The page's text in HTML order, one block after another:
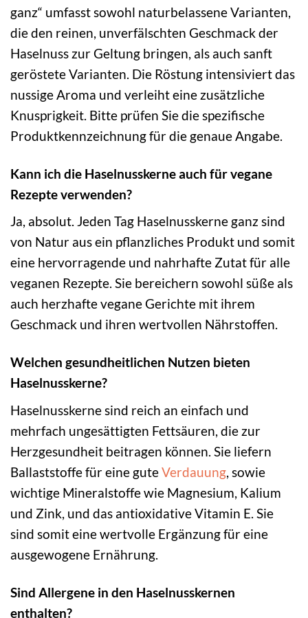
ganz“ umfasst sowohl naturbelassene Varianten,
die den reinen, unverfälschten Geschmack der
Haselnuss zur Geltung bringen, als auch sanft
geröstete Varianten. Die Röstung intensiviert das
nussige Aroma und verleiht eine zusätzliche
Knusprigkeit. Bitte prüfen Sie die spezifische
Produktkennzeichnung für die genaue Angabe.
Kann ich die Haselnusskerne auch für vegane
Rezepte verwenden?
Ja, absolut. Jeden Tag Haselnusskerne ganz sind
von Natur aus ein pflanzliches Produkt und somit
eine hervorragende und nahrhafte Zutat für alle
veganen Rezepte. Sie bereichern sowohl süße als
auch herzhafte vegane Gerichte mit ihrem
Geschmack und ihren wertvollen Nährstoffen.
Welchen gesundheitlichen Nutzen bieten
Haselnusskerne?
Haselnusskerne sind reich an einfach und
mehrfach ungesättigten Fettsäuren, die zur
Herzgesundheit beitragen können. Sie liefern
Ballaststoffe für eine guteVerdauung, sowie
wichtige Mineralstoffe wie Magnesium, Kalium
und Zink, und das antioxidative Vitamin E. Sie
sind somit eine wertvolle Ergänzung für eine
ausgewogene Ernährung.
Sind Allergene in den Haselnusskernen
enthalten?